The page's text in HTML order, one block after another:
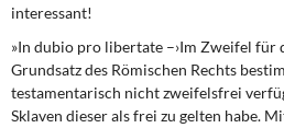
interessant!
»In dubio pro libertate –›Im Zweifel für
Grundsatz des Römischen Rechts
testamentarisch nicht zweifelsfrei
Sklaven dieser als frei zu gelten habe.